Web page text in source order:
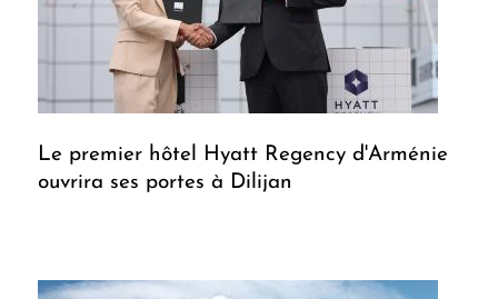
Le premier hôtel Hyatt Regency d'Arménie
ouvrira ses portes à Dilijan